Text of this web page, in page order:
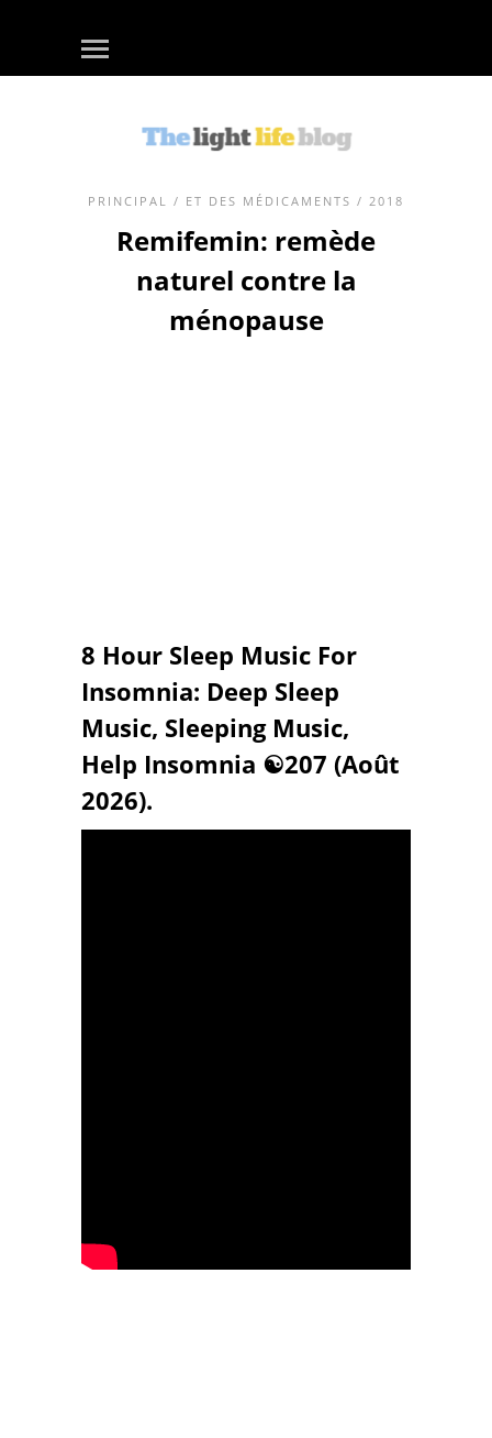
PRINCIPAL / ET DES MÉDICAMENTS / 2018
Remifemin: remède
naturel contre la
ménopause
8 Hour Sleep Music For
Insomnia: Deep Sleep
Music, Sleeping Music,
Help Insomnia ☯207 (Août
2026).